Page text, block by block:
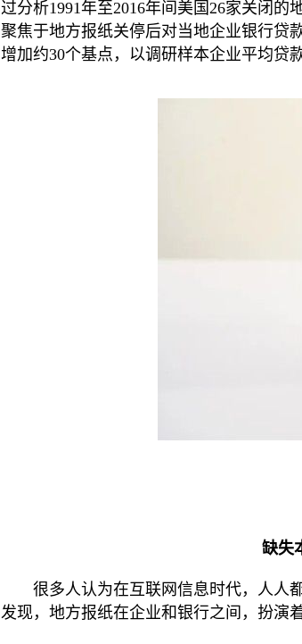
过分析1991年至2016年间美国26家关闭
聚焦于地方报纸关停后对当地企业银行贷
增加约30个基点，以调研样本企业平均贷
缺失
很多人认为在互联网信息时代，人人
发现，地方报纸在企业和银行之间，扮演